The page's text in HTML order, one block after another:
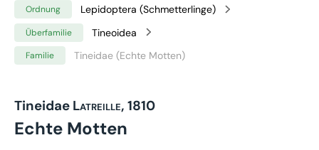
Ordnung Lepidoptera (Schmetterlinge)
Überfamilie Tineoidea
Familie Tineidae (Echte Motten)
Tineidae Latreille, 1810
Echte Motten